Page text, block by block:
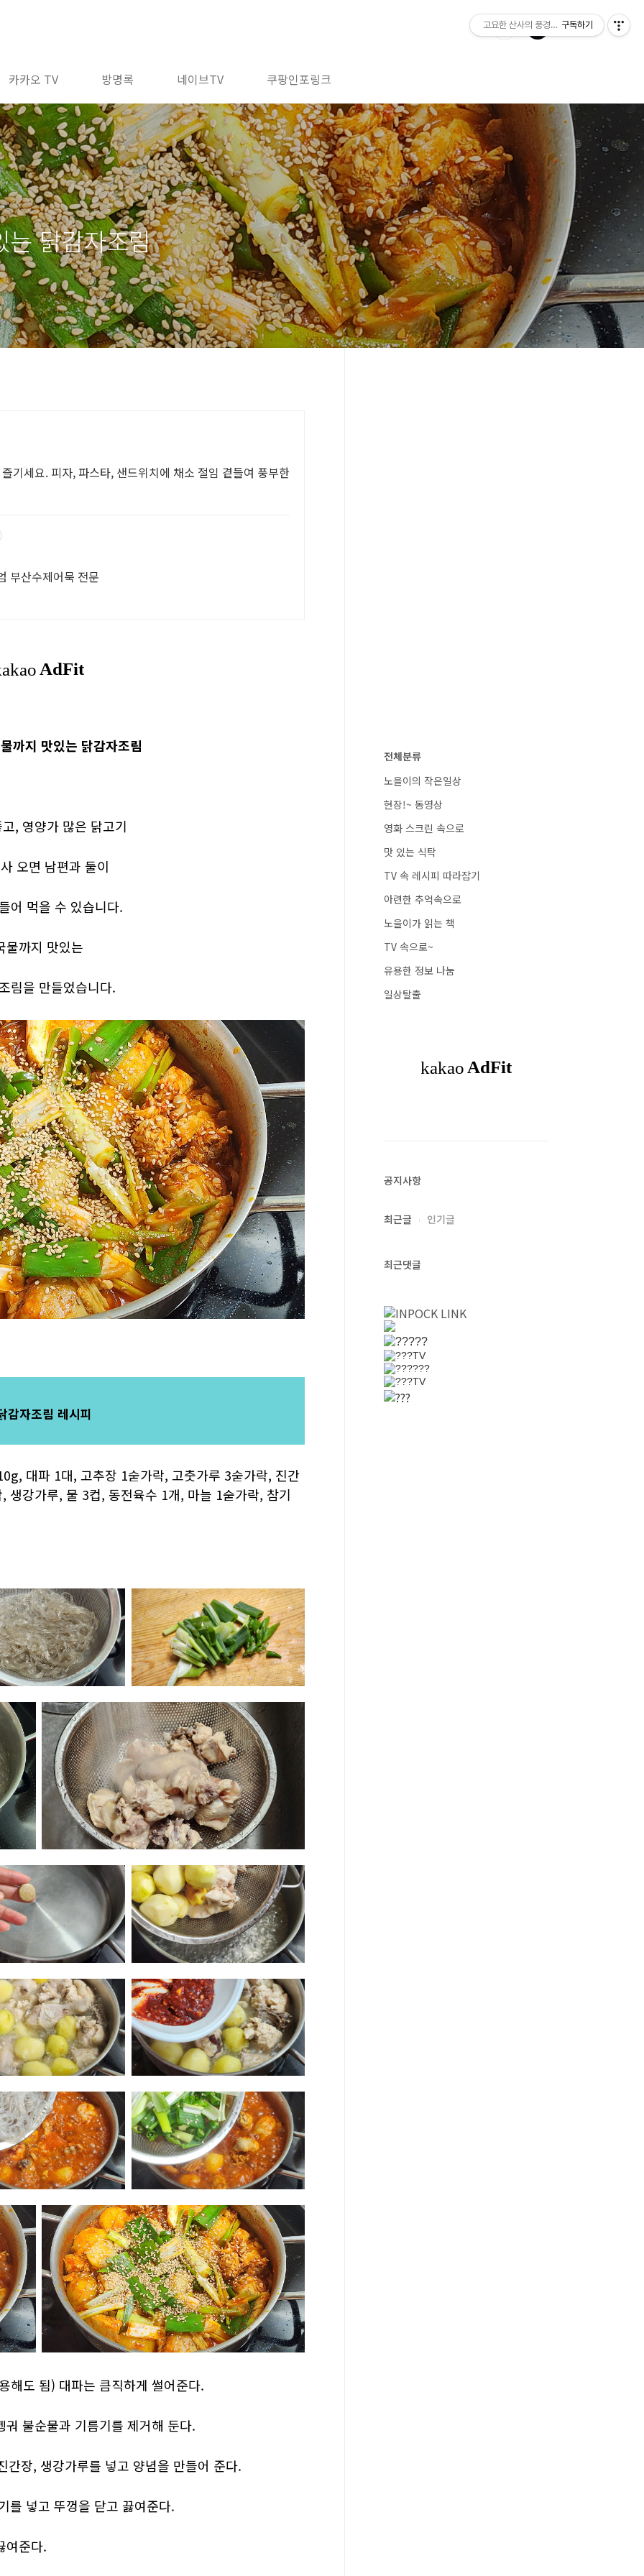
카카오 TV 방명록 네이브TV 쿠팡인포링크
는 닭감자조림
기세요. 피자, 파스타, 샌드위치에 채소 절임 곁들여 풍부한
부산수제어묵 전문
까지 맛있는 닭감자조림
, 영양가 많은 닭고기
오면 남편과 둘이
어 먹을 수 있습니다.
물까지 맛있는
림을 만들었습니다.
감자조림 레시피
대파 1대, 고추장 1숟가락, 고춧가루 3숟가락, 진간
생강가루, 물 3컵, 동전육수 1개, 마늘 1숟가락, 참기
해도 됨) 대파는 큼직하게 썰어준다.
불순물과 기름기를 제거해 둔다.
장, 생강가루를 넣고 양념을 만들어 준다.
를 넣고 뚜껑을 닫고 끓여준다.
여준다.
전체분류
노을이의 작은일상
현장!~ 동영상
영화 스크린 속으로
맛 있는 식탁
TV 속 레시피 따라잡기
아련한 추억속으로
노을이가 읽는 책
TV 속으로~
유용한 정보 나눔
일상탈출
공지사항
최근글 인기글
최근댓글
고요한 산사의 풍경소리구독하기